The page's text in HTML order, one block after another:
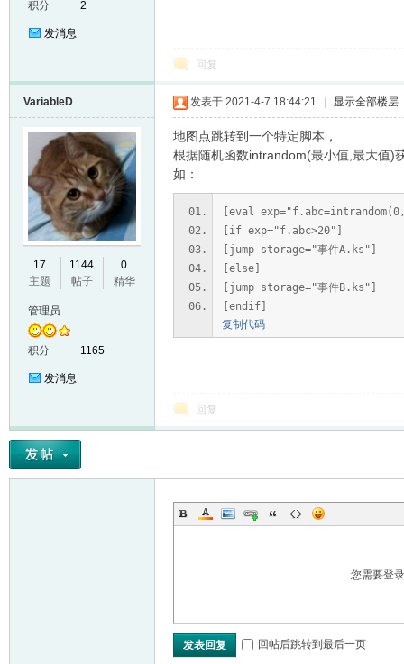
M
积分
2
发消息
回复
VariableD
17
主题
1144
帖子
0
精华
管理员
积分 1165
发消息
发表于 2021-4-7 18:44:21 显示全部楼层
地图点跳转到一个特定脚本，
根据随机函数intrandom(最小值,最大值)
如：
[eval
[if exp="f.abc>20"]
[jump storage="事件A.ks"]
[else]
[jump storage="事件B.ks"]
[endif]
复制代码
回复
您需要登
发表回复 回帖后跳转到最后一页